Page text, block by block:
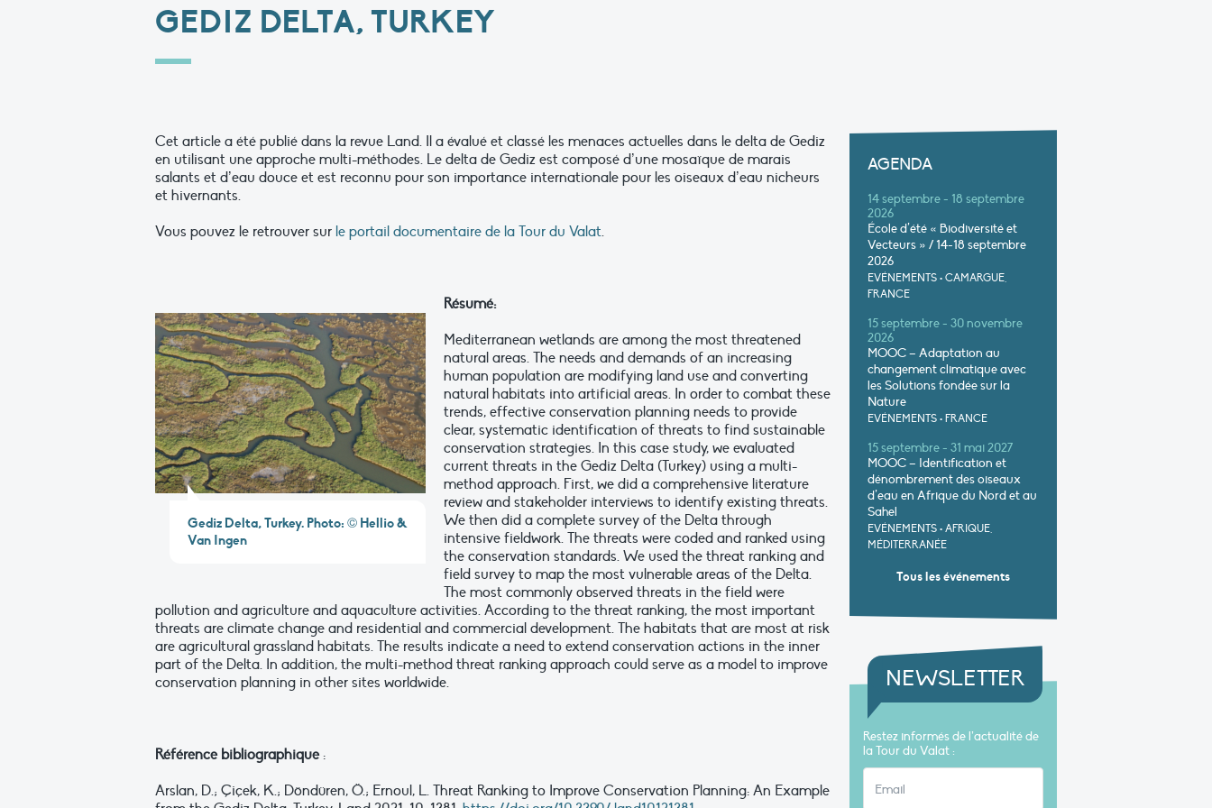
GEDIZ DELTA, TURKEY
Cet article a été publié dans la revue Land. Il a évalué et classé les menaces actuelles dans le delta de Gediz
en utilisant une approche multi-méthodes. Le delta de Gediz est composé d’une mosaïque de marais
salants et d’eau douce et est reconnu pour son importance internationale pour les oiseaux d’eau nicheurs
et hivernants.
Vous pouvez le retrouver sur le portail documentaire de la Tour du Valat.
Gediz Delta, Turkey. Photo: © Hellio &
Van Ingen
Résumé:
Mediterranean wetlands are among the most threatened
natural areas. The needs and demands of an increasing
human population are modifying land use and converting
natural habitats into artificial areas. In order to combat these
trends, effective conservation planning needs to provide
clear, systematic identification of threats to find sustainable
conservation strategies. In this case study, we evaluated
current threats in the Gediz Delta (Turkey) using a multi-
method approach. First, we did a comprehensive literature
review and stakeholder interviews to identify existing threats.
We then did a complete survey of the Delta through
intensive fieldwork. The threats were coded and ranked using
the conservation standards. We used the threat ranking and
field survey to map the most vulnerable areas of the Delta.
The most commonly observed threats in the field were
pollution and agriculture and aquaculture activities. According to the threat ranking, the most important
threats are climate change and residential and commercial development. The habitats that are most at risk
are agricultural grassland habitats. The results indicate a need to extend conservation actions in the inner
part of the Delta. In addition, the multi-method threat ranking approach could serve as a model to improve
conservation planning in other sites worldwide.
Référence bibliographique :
Arslan, D.; Çiçek, K.; Döndüren, Ö.; Ernoul, L. Threat Ranking to Improve Conservation Planning: An Example
AGENDA
14 septembre - 18 septembre
2026
École d’été « Biodiversité et
Vecteurs » / 14-18 septembre
2026
EVÉNEMENTS • CAMARGUE,
FRANCE
15 septembre - 30 novembre
2026
MOOC – Adaptation au
changement climatique avec
les Solutions fondée sur la
Nature
EVÉNEMENTS • FRANCE
15 septembre - 31 mai 2027
MOOC – Identification et
dénombrement des oiseaux
d’eau en Afrique du Nord et au
Sahel
EVÉNEMENTS • AFRIQUE,
MÉDITERRANÉE
Tous les événements
NEWSLETTER
Restez informés de l’actualité de
la Tour du Valat :